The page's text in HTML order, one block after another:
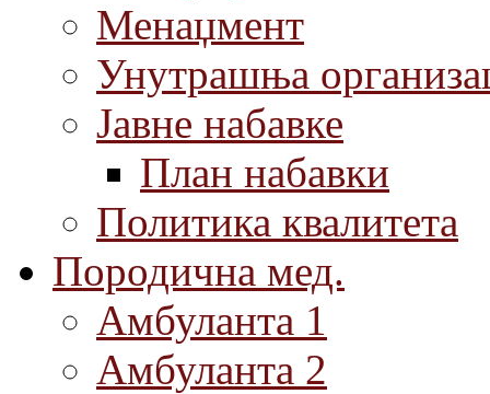
Менаџмент
Унутрашња
Јавне набавке
План набавки
Политика квалитета
Породична мед.
Амбуланта 1
Амбуланта 2